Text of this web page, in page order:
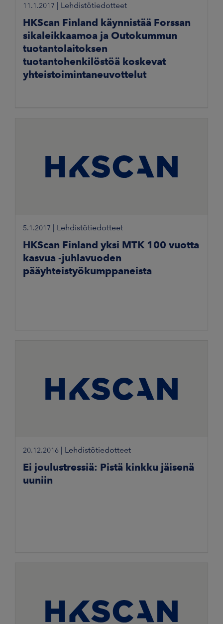
11.1.2017 Lehdistötiedotteet
HKScan Finland käynnistää Forssan
sikaleikkaamoa ja Outokummun
tuotantolaitoksen
tuotantohenkilöstöä koskevat
yhteistoimintaneuvottelut
5.1.2017 Lehdistötiedotteet
HKScan Finland yksi MTK 100 vuotta
kasvua -juhlavuoden
pääyhteistyökumppaneista
20.12.2016 Lehdistötiedotteet
Ei joulustressiä: Pistä kinkku jäisenä
uuniin